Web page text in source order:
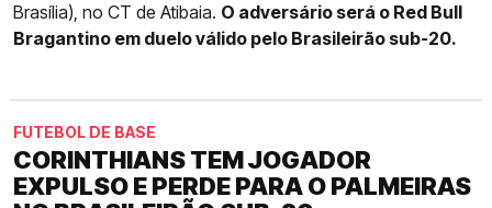
Brasília), no CT de Atibaia. O adversário será o Red Bull
Bragantino em duelo válido pelo Brasileirão sub-20.
FUTEBOL DE BASE
CORINTHIANS TEM JOGADOR
EXPULSO E PERDE PARA O PALMEIRAS